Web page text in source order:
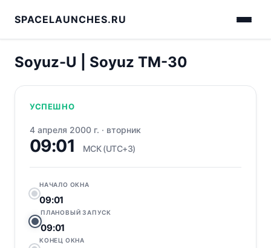
SPACELAUNCHES.RU
Soyuz-U | Soyuz TM-30
УСПЕШНО
4 апреля 2000 г. · вторник
09:01 МСК (UTC+3)
НАЧАЛО ОКНА
09:01
ПЛАНОВЫЙ ЗАПУСК
09:01
КОНЕЦ ОКНА